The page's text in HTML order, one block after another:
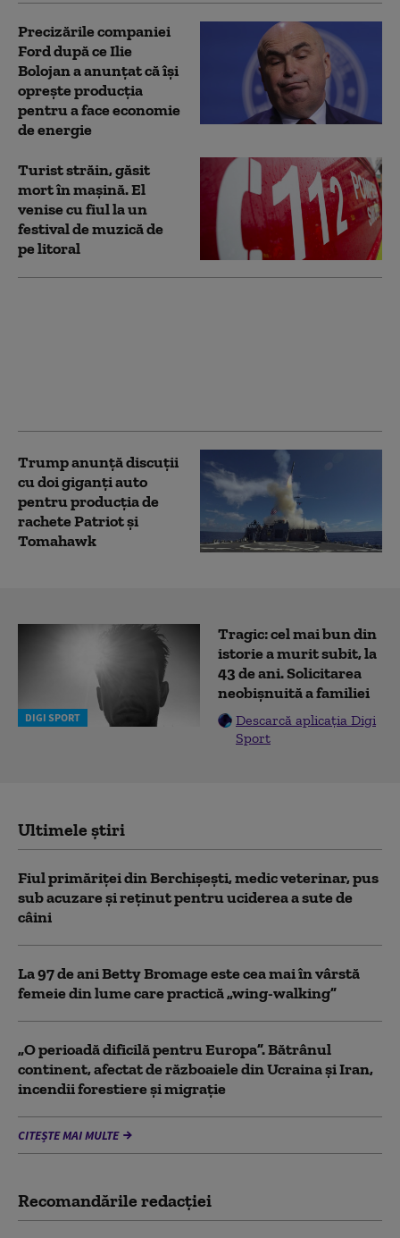
Precizările companiei
Ford după ce Ilie
Bolojan a anunțat că își
oprește producţia
pentru a face economie
de energie
Turist străin, găsit
mort în mașină. El
venise cu fiul la un
festival de muzică de
pe litoral
Trump anunță discuții
cu doi giganți auto
pentru producția de
rachete Patriot și
Tomahawk
DIGI SPORT
Tragic: cel mai bun din
istorie a murit subit, la
43 de ani. Solicitarea
neobișnuită a familiei
Descarcă aplicația Digi
Sport
Ultimele știri
Fiul primăriţei din Berchişeşti, medic veterinar, pus
sub acuzare şi reţinut pentru uciderea a sute de
câini
La 97 de ani Betty Bromage este cea mai în vârstă
femeie din lume care practică „wing-walking”
„O perioadă dificilă pentru Europa”. Bătrânul
continent, afectat de războaiele din Ucraina și Iran,
incendii forestiere și migrație
CITEȘTE MAI MULTE
Recomandările redacţiei